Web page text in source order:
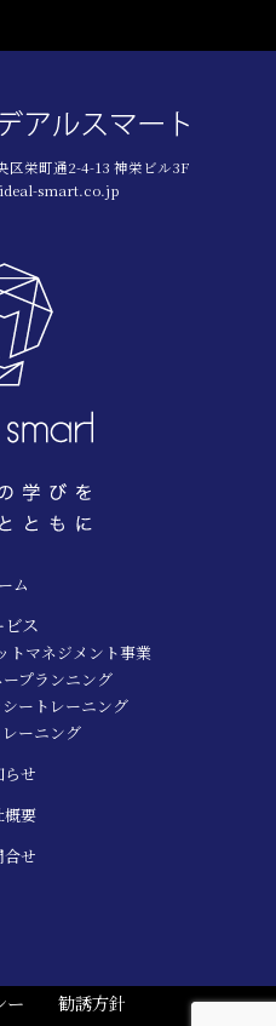
区栄町通2-4-13 神栄ビル3F
smart.co.jp
ム
ビス
トマネジメント事業
プランニング
ートレーニング
ーニング
らせ
概要
合せ
ー
勧誘方針